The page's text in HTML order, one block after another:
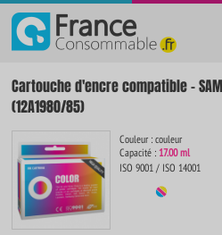
}
Cartouche d'encre compatible -
(12A1980/85)
Couleur : couleur
Capacité : 17.00 ml
ISO 9001 / ISO 14001